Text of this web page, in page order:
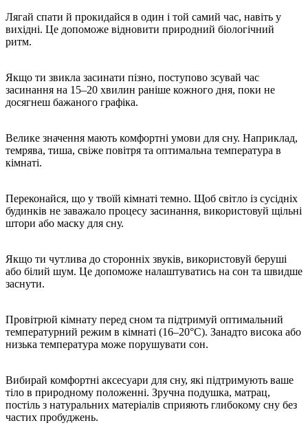
Лягай спати й прокидайся в один і той самий час, навіть у
вихідні. Це допоможе відновити природний біологічний
ритм.
Якщо ти звикла засинати пізно, поступово зсувай час
засинання на 15–20 хвилин раніше кожного дня, поки не
досягнеш бажаного графіка.
Велике значення мають комфортні умови для сну. Наприклад,
темрява, тиша, свіже повітря та оптимальна температура в
кімнаті.
Переконайся, що у твоїй кімнаті темно. Щоб світло із сусідніх
будинків не заважало процесу засинання, використовуй щільні
штори або маску для сну.
Якщо ти чутлива до сторонніх звуків, використовуй беруші
або білий шум. Це допоможе налаштуватись на сон та швидше
заснути.
Провітрюй кімнату перед сном та підтримуй оптимальний
температурний режим в кімнаті (16–20°C). Занадто висока або
низька температура може порушувати сон.
Вибирай комфортні аксесуари для сну, які підтримують ваше
тіло в природному положенні. Зручна подушка, матрац,
постіль з натуральних матеріалів сприяють глибокому сну без
частих пробуджень.